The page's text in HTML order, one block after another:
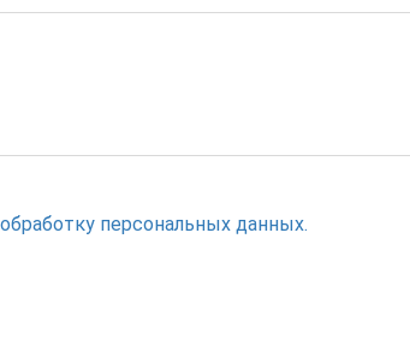
персональных данных.